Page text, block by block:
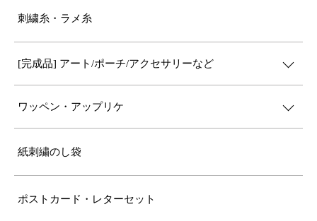
刺繍糸・ラメ糸
[完成品] アート/ポーチ/アクセサリーなど
ワッペン・アップリケ
紙刺繍のし袋
ポストカード・レターセット